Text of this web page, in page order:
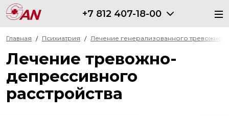
+7 812 407-18-00
Главная Психиатрия Лечение генерализованного
Лечение тревожно-
депрессивного
расстройства